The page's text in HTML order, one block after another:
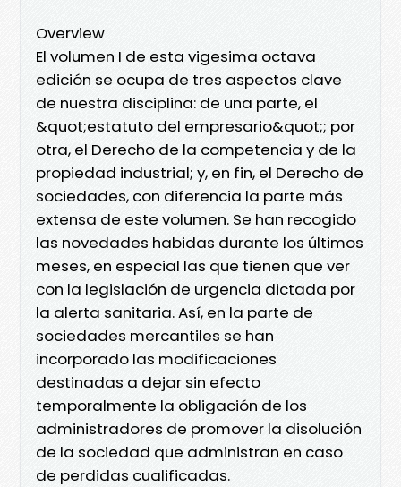
Overview
El volumen I de esta vigesima octava
edición se ocupa de tres aspectos clave
de nuestra disciplina: de una parte, el
&quot;estatuto del empresario&quot;; por
otra, el Derecho de la competencia y de la
propiedad industrial; y, en fin, el Derecho de
sociedades, con diferencia la parte más
extensa de este volumen. Se han recogido
las novedades habidas durante los últimos
meses, en especial las que tienen que ver
con la legislación de urgencia dictada por
la alerta sanitaria. Así, en la parte de
sociedades mercantiles se han
incorporado las modificaciones
destinadas a dejar sin efecto
temporalmente la obligación de los
administradores de promover la disolución
de la sociedad que administran en caso
de perdidas cualificadas.